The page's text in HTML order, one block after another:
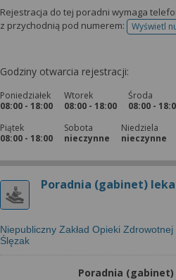
Rejestracja do tej poradni wymaga
z przychodnią pod numerem:
Wyświetl
Godziny otwarcia rejestracji:
Poniedziałek
08:00 - 18:00
Wtorek
08:00 - 18:00
Środa
08:00 -
Piątek
08:00 - 18:00
Sobota
nieczynne
Niedziela
nieczynne
Poradnia (gabinet)
Niepubliczny Zakład Opieki
Ślęzak
Poradnia (gabinet)